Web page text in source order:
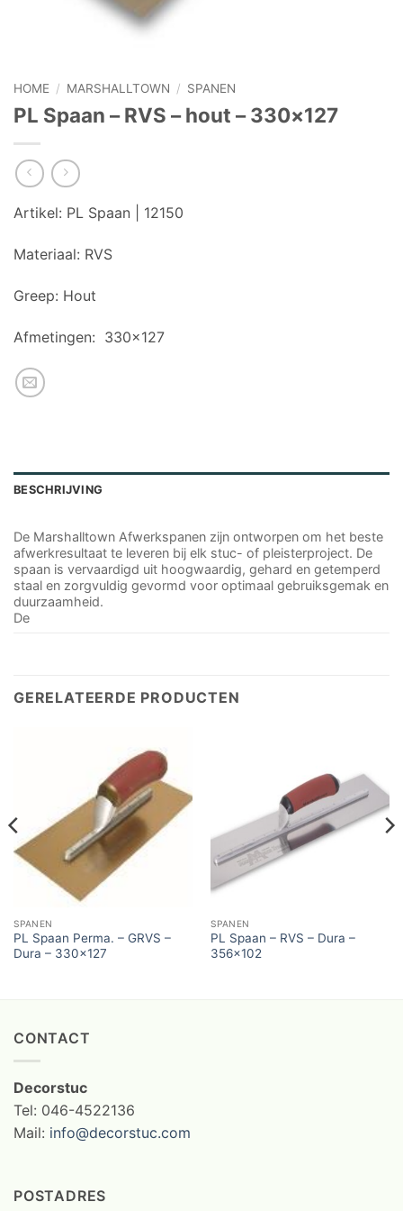
HOME / MARSHALLTOWN / SPANEN
PL Spaan – RVS – hout – 330×127
Artikel: PL Spaan | 12150
Materiaal: RVS
Greep: Hout
Afmetingen: 330×127
BESCHRIJVING
De Marshalltown Afwerkspanen zijn ontworpen om het beste
afwerkresultaat te leveren bij elk stuc- of pleisterproject. De
spaan is vervaardigd uit hoogwaardig, gehard en getemperd
staal en zorgvuldig gevormd voor optimaal gebruiksgemak en
duurzaamheid.
De
GERELATEERDE PRODUCTEN
SPANEN
PL Spaan Perma. – GRVS –
Dura – 330×127
SPANEN
PL Spaan – RVS – Dura –
356×102
CONTACT
Decorstuc
Tel: 046-4522136
Mail: info@decorstuc.com
POSTADRES